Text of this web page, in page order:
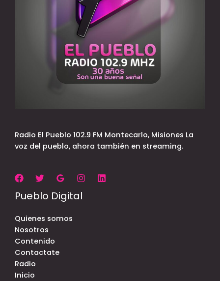
Radio El Pueblo 102.9 FM Montecarlo, Misiones La
voz del pueblo, ahora también en streaming.
Pueblo Digital
Quienes somos
Nosotros
Contenido
Contactate
Radio
Inicio